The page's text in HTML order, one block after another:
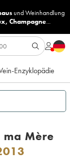
undWeinhandlung
, Champagne...
Enzyklopädie
Mère